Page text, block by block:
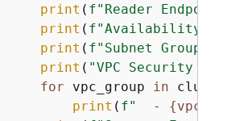
print ( f"Reader
print ( f"Availability
print ( f"Subnet Group:
print ( "VPC Security
for vpc_group in
print ( f"  - {